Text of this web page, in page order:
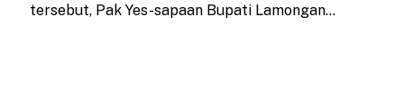
tersebut, Pak Yes-sapaan Bupati Lamongan…